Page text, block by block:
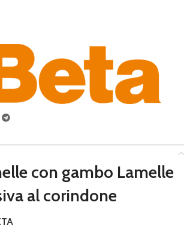
con gambo Lamelle
al corindone